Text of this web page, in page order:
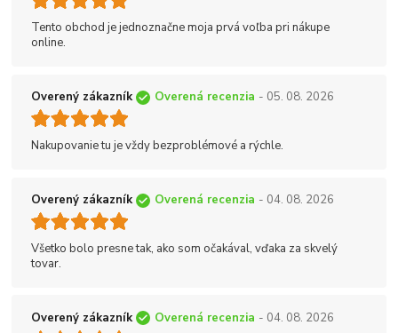
Tento obchod je jednoznačne moja prvá voľba pri nákupe
online.
Overený zákazník Overená recenzia - 05. 08. 2026
Nakupovanie tu je vždy bezproblémové a rýchle.
Overený zákazník Overená recenzia - 04. 08. 2026
Všetko bolo presne tak, ako som očakával, vďaka za skvelý
tovar.
Overený zákazník Overená recenzia - 04. 08. 2026